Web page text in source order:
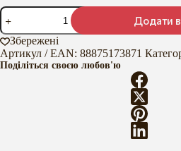
Blackstar
кількість
Додати
Збережені
Артикул / EAN: 88875173871
Поділіться своєю любов'ю